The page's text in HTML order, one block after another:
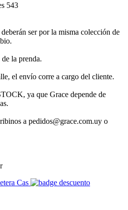
543
ser por la misma colección de
la prenda.
el envío corre a cargo del cliente.
ya que Grace depende de
a pedidos@grace.com.uy o